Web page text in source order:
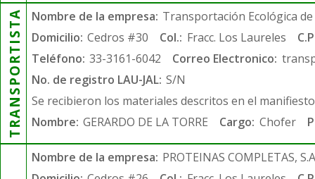
TRANSPORTISTA Nombre de la empresa: Transportación Ecológica de
Domicilio: Cedros #30 Col.: Fracc. Los Laureles
Teléfono: 33-3161-6042 Correo Electronico:
No. de registro LAU-JAL: S/N
Se recibieron los materiales descritos en el
Nombre: GERARDO DE LA TORRE Cargo: Chofer
Nombre de la empresa: PROTEINAS COMPLETAS,